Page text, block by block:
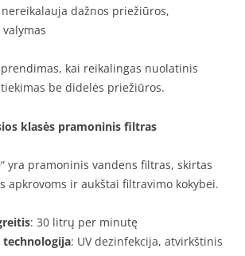
nereikalauja dažnos priežiūros,
kai reikalingas nuolatinis
be didelės priežiūros.
klasės pramoninis filtras
yra pramoninis vandens filtras, skirtas
apkrovoms ir aukštai filtravimo kokybei.
: 30 litrų per minutę
technologija: UV dezinfekcija, atvirkštinis